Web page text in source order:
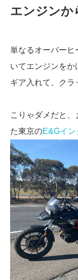
エンジンか
単なるオーバーヒ
いてエンジンを
ギア入れて、クラ
こりゃダメだと
た東京のE&Gイ